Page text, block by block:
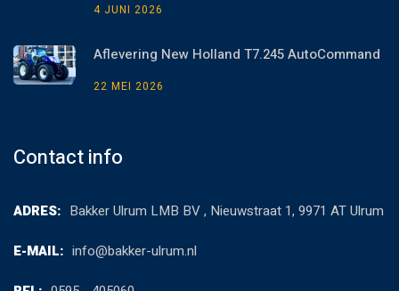
4 JUNI 2026
Aflevering New Holland T7.245 AutoCommand
22 MEI 2026
Contact info
ADRES: Bakker Ulrum LMB BV , Nieuwstraat 1, 9971 AT Ulrum
E-MAIL: info@bakker-ulrum.nl